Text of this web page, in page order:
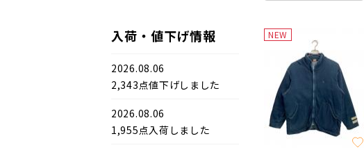
入荷・値下げ情報
2026.08.06
2,343点値下げしました
2026.08.06
1,955点入荷しました
NEW